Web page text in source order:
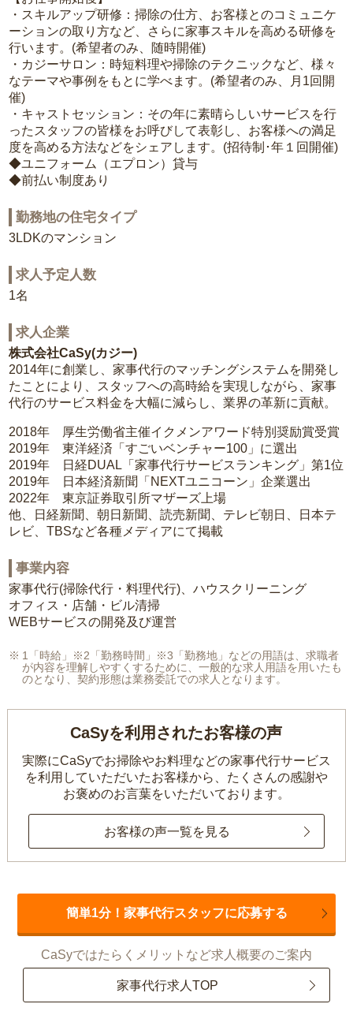
・スキルアップ研修：掃除の仕方、お客様とのコミュニケ
ーションの取り方など、さらに家事スキルを高める研修を
行います。(希望者のみ、随時開催)
・カジーサロン：時短料理や掃除のテクニックなど、様々
なテーマや事例をもとに学べます。(希望者のみ、月1回開
催)
・キャストセッション：その年に素晴らしいサービスを行
ったスタッフの皆様をお呼びして表彰し、お客様への満足
度を高める方法などをシェアします。(招待制･年１回開催)
◆ユニフォーム（エプロン）貸与
◆前払い制度あり
勤務地の住宅タイプ
3LDKのマンション
求人予定人数
1名
求人企業
株式会社CaSy(カジー)
2014年に創業し、家事代行のマッチングシステムを開発し
たことにより、スタッフへの高時給を実現しながら、家事
代行のサービス料金を大幅に減らし、業界の革新に貢献。
2018年 厚生労働省主催イクメンアワード特別奨励賞受賞
2019年 東洋経済「すごいベンチャー100」に選出
2019年 日経DUAL「家事代行サービスランキング」第1位
2019年 日本経済新聞「NEXTユニコーン」企業選出
2022年 東京証券取引所マザーズ上場
他、日経新聞、朝日新聞、読売新聞、テレビ朝日、日本テ
レビ、TBSなど各種メディアにて掲載
事業内容
家事代行(掃除代行・料理代行)、ハウスクリーニング
オフィス・店舗・ビル清掃
WEBサービスの開発及び運営
1「時給」※2「勤務時間」※3「勤務地」などの用語は、求職者
が内容を理解しやすくするために、一般的な求人用語を用いたも
のとなり、契約形態は業務委託での求人となります。
CaSyを利用されたお客様の声
実際にCaSyでお掃除やお料理などの家事代行サービス
を利用していただいたお客様から、 たくさんの感謝や
お褒めのお言葉をいただいております。
お客様の声一覧を見る
簡単1分！家事代行スタッフに応募する
CaSyではたらくメリットなど求人概要のご案内
家事代行求人TOP